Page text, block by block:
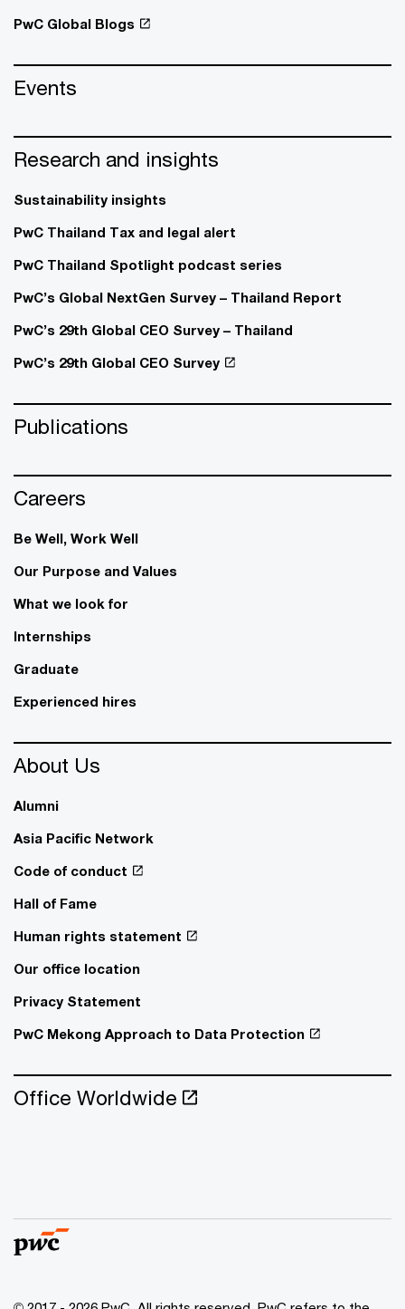
PwC Global Blogs
Events
Research and insights
Sustainability insights
PwC Thailand Tax and legal alert
PwC Thailand Spotlight podcast series
PwC’s Global NextGen Survey – Thailand Report
PwC’s 29th Global CEO Survey – Thailand
PwC’s 29th Global CEO Survey
Publications
Careers
Be Well, Work Well​
Our Purpose and Values
What we look for
Internships
Graduate
Experienced hires
About Us
Alumni
Asia Pacific Network
Code of conduct
Hall of Fame
Human rights statement
Our office location
Privacy Statement
PwC Mekong Approach to Data Protection
Office Worldwide